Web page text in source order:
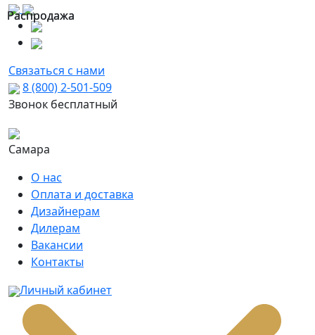
Связаться с нами
8 (800) 2-501-509
Звонок бесплатный
Самара
О нас
Оплата и доставка
Дизайнерам
Дилерам
Вакансии
Контакты
Личный кабинет
Распродажа
Распродажа